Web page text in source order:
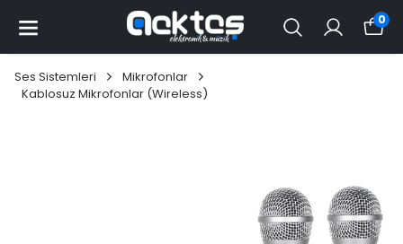
0
Ses Sistemleri
Mikrofonlar
Kablosuz Mikrofonlar (Wireless)